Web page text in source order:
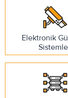
Elektronik